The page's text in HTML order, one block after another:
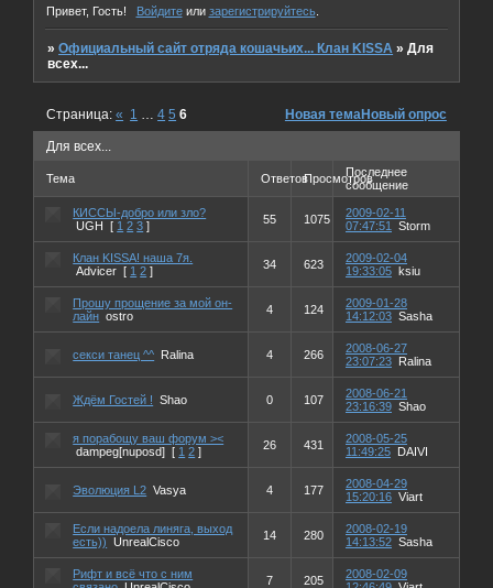
Привет, Гость! Войдитеили зарегистрируйтесь.
»Официальный сайт отряда кошачьих... Клан KISSA »Для
всех...
Для всех...
Страница:« 1 … 4 5 6 Новая темаНовый опрос
Тема ОтветовПросмотровПоследнее
сообщение
КИССЫ-добро или зло?
UGH
[ 1 2 3 ] 55 1075
2009-02-11
07:47:51
Storm
Клан KISSA! наша 7я.
Advicer [ 1 2 ] 34 623
2009-02-04
19:33:05 ksiu
Прошу прощение за мой он-
лайн ostro 4 124
2009-01-28
14:12:03 Sasha
секси танец ^^ Ralina 4 266
2008-06-27
23:07:23
Ralina
Ждём Гостей ! Shao 0 107
2008-06-21
23:16:39 Shao
я порабощу ваш форум ><
dampeg[nuposd]
[ 1 2 ] 26 431
2008-05-25
11:49:25
DAIVI
Эволюция L2 Vasya 4 177
2008-04-29
15:20:16 Viart
Если надоела линяга, выход
есть))
UnrealCisco 14 280
2008-02-19
14:13:52 Sasha
Рифт и всё что с ним
7 205
2008-02-09